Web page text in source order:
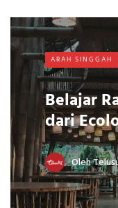
ARAH SINGGAH
Belajar
dari
Oleh